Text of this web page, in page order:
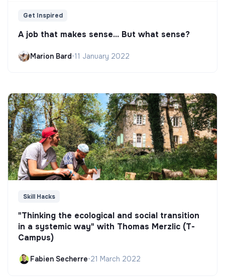
Get Inspired
A job that makes sense... But what sense?
Marion Bard•11 January 2022
Skill Hacks
"Thinking the ecological and social transition
in a systemic way" with Thomas Merzlic (T-
Campus)
Fabien Secherre•21 March 2022